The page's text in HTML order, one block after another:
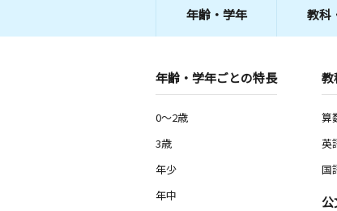
年齢・学年 教科
年齢・学年ごとの特長
0～2歳
3歳
年少
年中
教
算
英
国
公